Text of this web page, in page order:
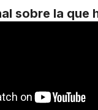
sobre la que